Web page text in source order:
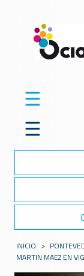
☰
☰
INICIO >
MARTIN MAEZ EN